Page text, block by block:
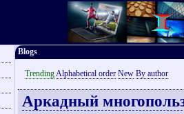
Blogs
TrendingAlphabetical order New By author
Аркадный